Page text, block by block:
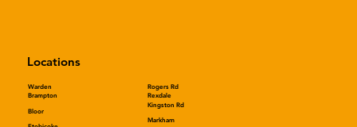
Locations
Warden
Brampton
Bloor
Rogers Rd
Rexdale
Kingston Rd
Markham